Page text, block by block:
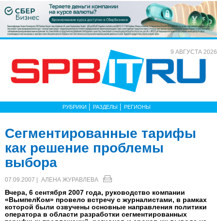
9 АВГУСТА 2026
РУБРИКИ РАЗДЕЛЫ РЕГИОНЫ
Сегментированные тарифы
как решение проблемы
выбора
07.09.2007 | АЛЕНА ЖУРАВЛЕВА
Вчера, 6 сентября 2007 года, руководство компании
«ВымпелКом» провело встречу с журналистами, в рамках
которой были озвучены основные направления политики
оператора в области разработки сегментированных